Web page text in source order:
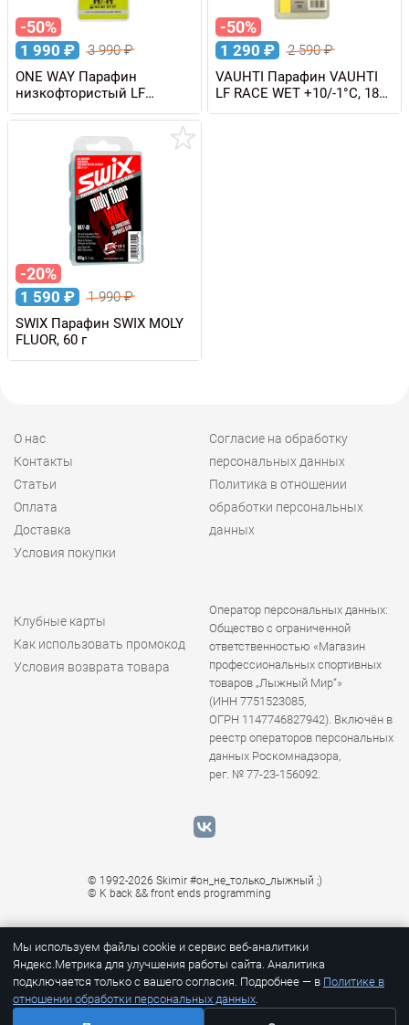
-50%
1 990 ₽ 3 990₽
ONE WAY Парафин
низкофтористый LF
CARBON YELLOW 0/-6°C,
180 г
-50%
1 290 ₽ 2 590₽
VAUHTI Парафин VAUHTI
LF RACE WET +10/-1°C, 180
г
-20%
1 590 ₽ 1 990₽
SWIX Парафин SWIX MOLY
FLUOR, 60 г
О нас
Контакты
Статьи
Оплата
Доставка
Условия покупки
Согласие на обработку
персональных данных
Политика в отношении
обработки персональных
данных
Клубные карты
Как использовать промокод
Условия возврата товара
Оператор персональных данных:
Общество с ограниченной
ответственностью «Магазин
профессиональных спортивных
товаров „Лыжный Мир“»
(ИНН 7751523085,
ОГРН 1147746827942). Включён в
реестр операторов персональных
данных Роскомнадзора,
рег. № 77-23-156092.
© 1992-2026 Skimir #он_не_только_лыжный ;)
© K back && front ends programming
Мы используем файлы cookie и сервис веб-аналитики
Яндекс.Метрика для улучшения работы сайта. Аналитика
подключается только с вашего согласия. Подробнее — в Политике в
отношении обработки персональных данных.